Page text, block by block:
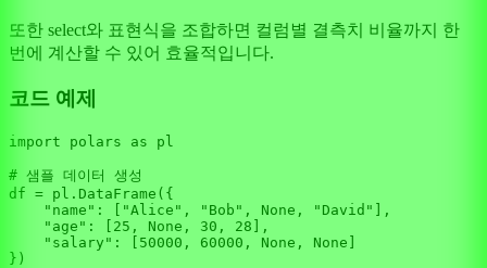
또한 select와 표현식을 조합하면 컬럼별 결측치 비율까지 한
번에 계산할 수 있어 효율적입니다.
코드 예제
import polars as pl
# 샘플 데이터 생성
df = pl.DataFrame({
"name" : [ "Alice" , "Bob" , None , "David"
],
"age" : [ 25 , None , 30 , 28 ],
"salary" : [ 50000 , 60000 , None , None
})